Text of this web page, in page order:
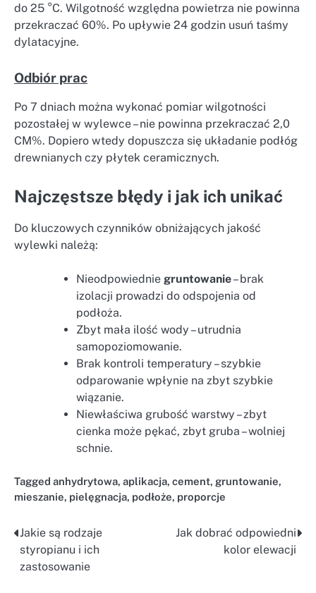
do 25 °C. Wilgotność względna powietrza nie powinna
przekraczać 60%. Po upływie 24 godzin usuń taśmy
dylatacyjne.
Odbiór prac
Po 7 dniach można wykonać pomiar wilgotności
pozostałej w wylewce – nie powinna przekraczać 2,0
CM%. Dopiero wtedy dopuszcza się układanie podłóg
drewnianych czy płytek ceramicznych.
Najczęstsze błędy i jak ich unikać
Do kluczowych czynników obniżających jakość
wylewki należą:
Nieodpowiednie gruntowanie– brak
izolacji prowadzi do odspojenia od
podłoża.
Zbyt mała ilość wody – utrudnia
samopoziomowanie.
Brak kontroli temperatury – szybkie
odparowanie wpłynie na zbyt szybkie
wiązanie.
Niewłaściwa grubość warstwy – zbyt
cienka może pękać, zbyt gruba – wolniej
schnie.
Tagged anhydrytowa, aplikacja, cement, gruntowanie,
mieszanie, pielęgnacja, podłoże, proporcje
Nawigacja
wpisu
Jakie są rodzaje
styropianu i ich
zastosowanie
Jak dobrać odpowiedni
kolor elewacji